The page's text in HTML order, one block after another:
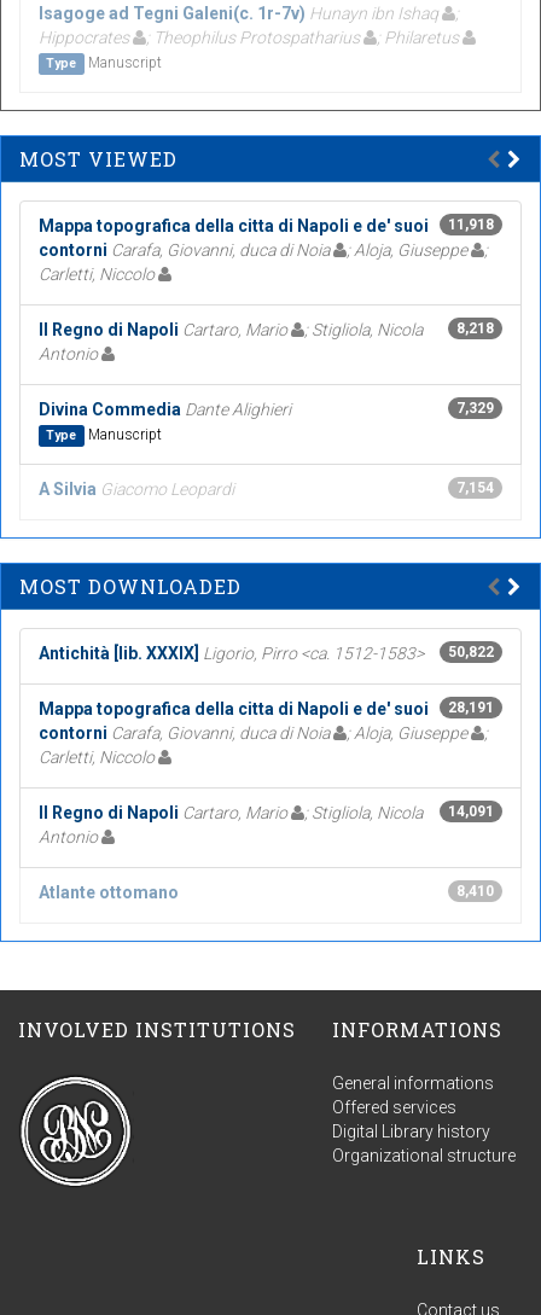
Isagoge ad Tegni Galeni(c. 1r-7v) Hunayn ibn Ishaq
Hippocrates
; Theophilus Protospatharius ; Philaretus
Type Manuscript
MOST VIEWED
11,918
Mappa topografica della citta di Napoli e de' suoi
contorni Carafa, Giovanni, duca di Noia ; Aloja, Giuseppe
;
Carletti, Niccolo
8,218
Il Regno di Napoli Cartaro, Mario
; Stigliola, Nicola
Antonio
7,329
Divina Commedia Dante Alighieri
Type Manuscript
7,154
A Silvia Giacomo Leopardi
MOST DOWNLOADED
50,822
Antichità [lib. XXXIX] Ligorio, Pirro <ca. 1512-1583>
28,191
Mappa topografica della citta di Napoli e de' suoi
contorni Carafa, Giovanni, duca di Noia ; Aloja, Giuseppe
;
Carletti, Niccolo
14,091
Il Regno di Napoli Cartaro, Mario
; Stigliola, Nicola
Antonio
8,410
Atlante ottomano
INVOLVED INSTITUTIONS INFORMATIONS
General informations
Offered services
Digital Library history
Organizational structure
LINKS
Contact us